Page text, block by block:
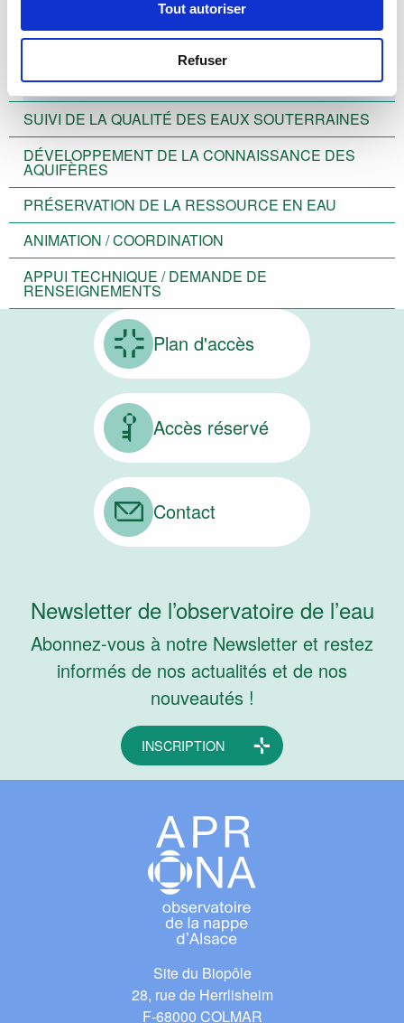
Tout autoriser
Refuser
SUIVI DU NIVEAU DE LA NAPPE
Réseau de mesures
SUIVI DE LA QUALITÉ DES EAUX SOUTERRAINES
DÉVELOPPEMENT DE LA CONNAISSANCE DES
AQUIFÈRES
PRÉSERVATION DE LA RESSOURCE EN EAU
ANIMATION / COORDINATION
APPUI TECHNIQUE / DEMANDE DE
RENSEIGNEMENTS
Plan d'accès
Accès réservé
Contact
Newsletter de l’observatoire de l’eau
Abonnez-vous à notre Newsletter et restez
informés de nos actualités et de nos
nouveautés !
INSCRIPTION
Site du Biopôle
28, rue de Herrlisheim
F-68000 COLMAR